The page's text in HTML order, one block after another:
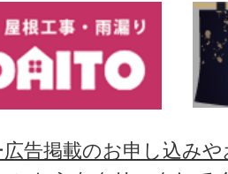
告掲載のお申し込み